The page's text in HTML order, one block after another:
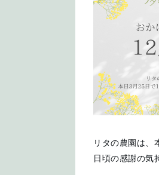
リタの農園は、
日頃の感謝の気